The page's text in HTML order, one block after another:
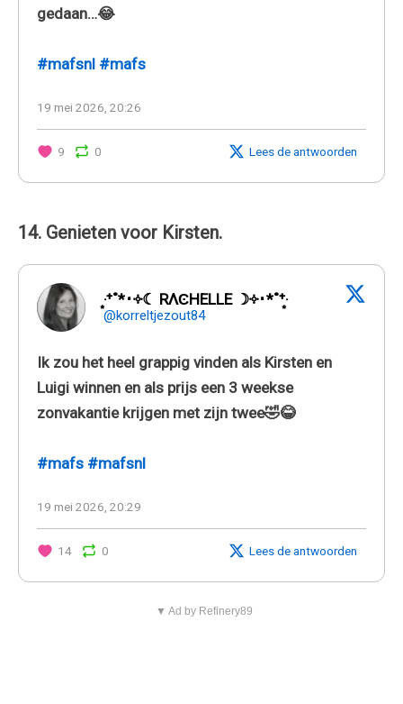
gedaan…😂
#mafsnl #mafs
19 mei 2026, 20:26
9 0 Lees de antwoorden
14. Genieten voor Kirsten.
‧͙⁺˚*･༓☾ RΛϾHELLE ☽༓･*˚⁺‧͙
@korreltjezout84
Ik zou het heel grappig vinden als Kirsten en
Luigi winnen en als prijs een 3 weekse
zonvakantie krijgen met zijn twee🤣😂
#mafs #mafsnl
19 mei 2026, 20:29
14 0 Lees de antwoorden
▼ Ad by Refinery89